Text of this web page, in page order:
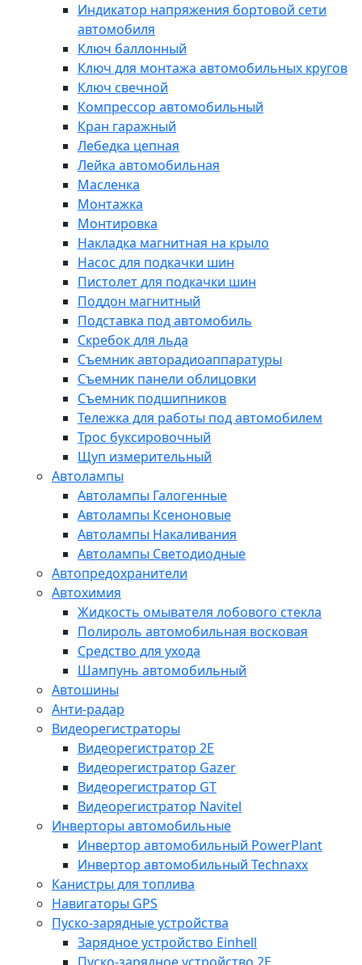
Индикатор напряжения бортовой сети
автомобиля
Ключ баллонный
Ключ для монтажа автомобильных кругов
Ключ свечной
Компрессор автомобильный
Кран гаражный
Лебедка цепная
Лейка автомобильная
Масленка
Монтажка
Монтировка
Накладка магнитная на крыло
Насос для подкачки шин
Пистолет для подкачки шин
Поддон магнитный
Подставка под автомобиль
Скребок для льда
Съемник авторадиоаппаратуры
Съемник панели облицовки
Съемник подшипников
Тележка для работы под автомобилем
Трос буксировочный
Щуп измерительный
Автолампы
Автолампы Галогенные
Автолампы Ксеноновые
Автолампы Накаливания
Автолампы Светодиодные
Автопредохранители
Автохимия
Жидкость омывателя лобового стекла
Полироль автомобильная восковая
Средство для ухода
Шампунь автомобильный
Автошины
Анти-радар
Видеорегистраторы
Видеорегистратор 2E
Видеорегистратор Gazer
Видеорегистратор GT
Видеорегистратор Navitel
Инверторы автомобильные
Инвертор автомобильный PowerPlant
Инвертор автомобильный Technaxx
Канистры для топлива
Навигаторы GPS
Пуско-зарядные устройства
Зарядное устройство Einhell